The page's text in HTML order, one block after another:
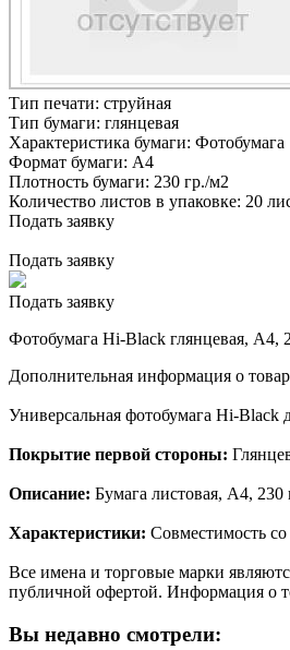
Тип печати: струйная
Тип бумаги: глянцевая
Характеристика бумаги: Фотобумага
Формат бумаги: А4
Плотность бумаги: 230 гр./м2
Количество листов в упаковке: 20
Подать заявку
Подать заявку
Подать заявку
Фотобумага Hi-Black глянцевая, A4,
Дополнительная информация о
Универсальная фотобумага Hi-Black
Покрытие первой стороны:
Описание: Бумага листовая, A4,
Характеристики: Совместимость
Все имена и торговые марки
публичной офертой. Информация о
Вы недавно смотрели: